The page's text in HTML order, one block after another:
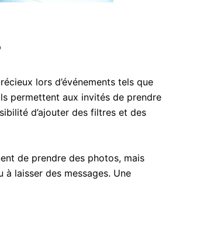
lors d’événements tels que
permettent aux invités de prendre
d’ajouter des filtres et des
de prendre des photos, mais
laisser des messages. Une